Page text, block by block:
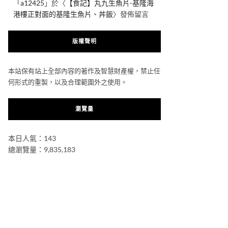
「a12425 」於〈 【食記】丸九生魚片-基隆海
港樓正對面的基隆生魚片、丼飯〉發佈留言
版權聲明
本站保有站上全部內容的著作及智慧財產權，禁止任
何形式的重製，以及合理範圍外之使用。
瀏覽量
本日人氣：143
總瀏覽量：9,835,183